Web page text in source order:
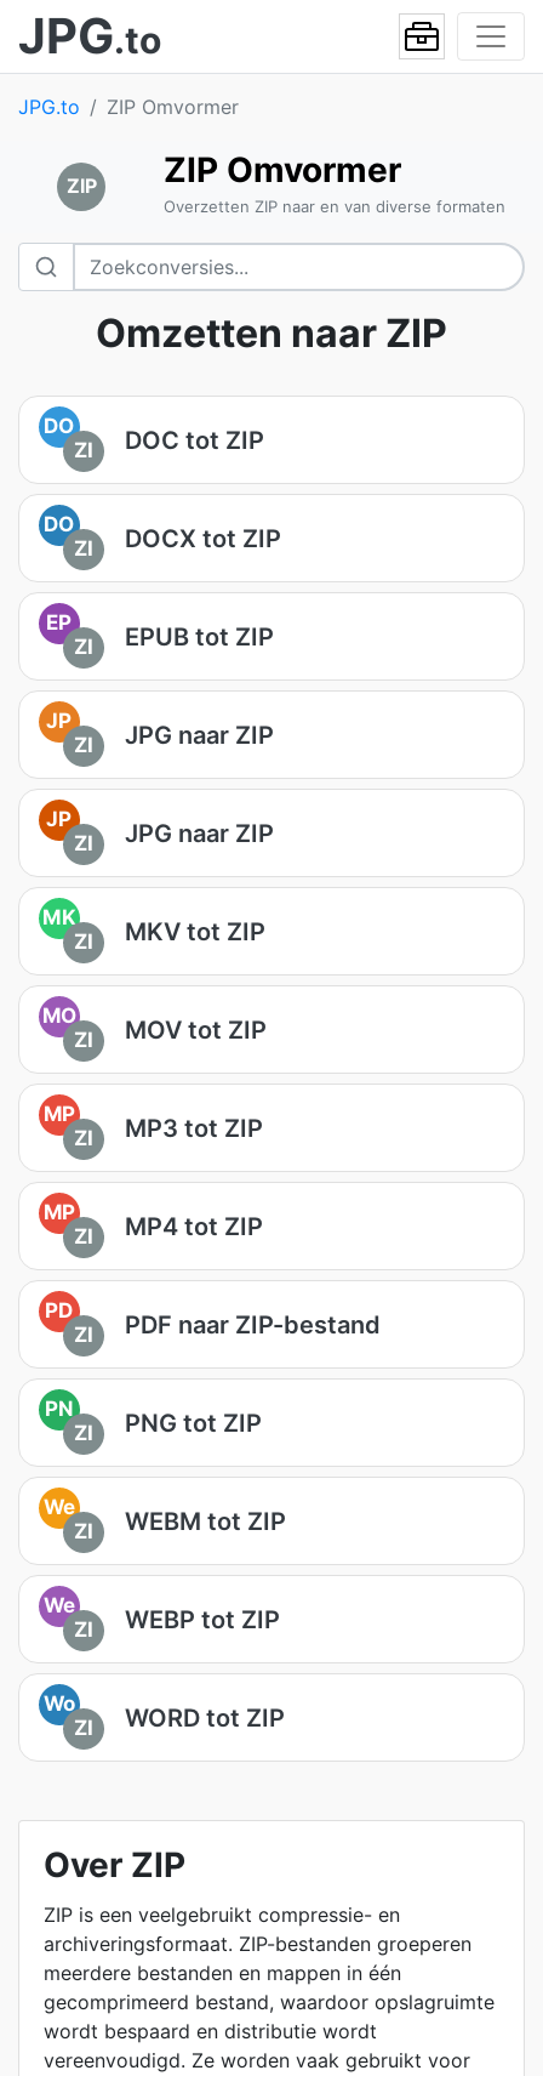
JPG.to
JPG.to ZIP Omvormer
ZIP ZIP Omvormer
Overzetten ZIP naar en van diverse formaten
Omzetten naar ZIP
DO
ZI
DOC tot ZIP
DO
ZI
DOCX tot ZIP
EP
ZI
EPUB tot ZIP
JP
ZI
JPG naar ZIP
JP
ZI
JPG naar ZIP
MK
ZI
MKV tot ZIP
MO
ZI
MOV tot ZIP
MP
ZI
MP3 tot ZIP
MP
ZI
MP4 tot ZIP
PD
ZI
PDF naar ZIP-bestand
PN
ZI
PNG tot ZIP
We
ZI
WEBM tot ZIP
We
ZI
WEBP tot ZIP
Wo
ZI
WORD tot ZIP
Over ZIP
ZIP is een veelgebruikt compressie- en
archiveringsformaat. ZIP-bestanden groeperen
meerdere bestanden en mappen in één
gecomprimeerd bestand, waardoor opslagruimte
wordt bespaard en distributie wordt
vereenvoudigd. Ze worden vaak gebruikt voor